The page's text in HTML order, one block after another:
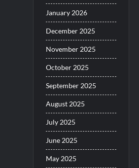
January 2026
December 2025
November 2025
October 2025
September 2025
August 2025
July 2025
June 2025
May 2025